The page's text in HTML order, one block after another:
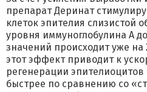
препарат Деринат
клеток эпителия слизистой
уровня иммуноглобулина А
значений происходит уже на
этот эффект приводит к
регенерации эпителиоцитов
быстрее по сравнению со